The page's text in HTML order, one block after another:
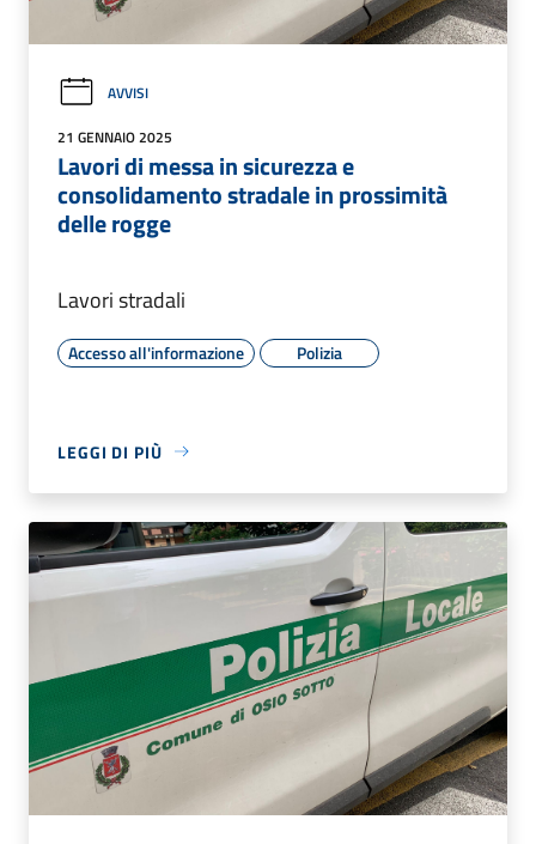
AVVISI
21 GENNAIO 2025
Lavori di messa in sicurezza e
consolidamento stradale in prossimità
delle rogge
Lavori stradali
Accesso all'informazione Polizia
LEGGI DI PIÙ